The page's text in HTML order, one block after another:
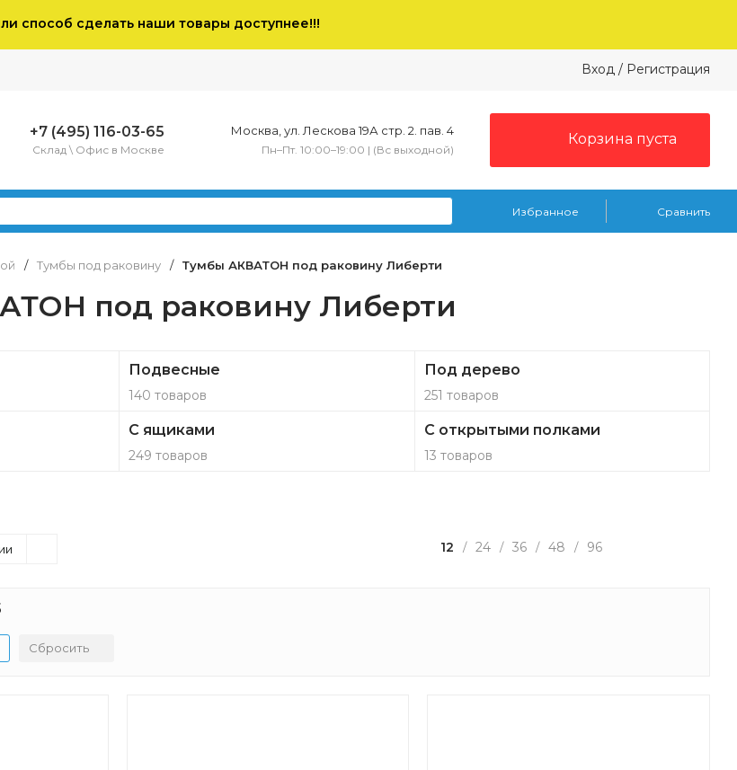
способ сделать наши товары доступнее!!!
Вход / Регистрация
+7 (495) 116-03-65
Склад \ Офис в Москве
Москва, ул. Лескова 19А стр. 2. пав. 4
Пн–Пт. 10:00–19:00 | (Вс выходной)
Корзина пуста
Избранное Сравнить
/ Тумбы под раковину / Тумбы АКВАТОН под раковину Либерти
под раковину Либерти
Подвесные
140 товаров
Под дерево
251 товаров
С ящиками
249 товаров
С открытыми полками
13 товаров
12 / 24 / 36 / 48 / 96
Сбросить